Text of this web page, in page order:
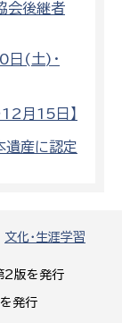
文化・生涯学習
2版を発行
発行
会後継者
日(土)・
月15日】
遺産に認定